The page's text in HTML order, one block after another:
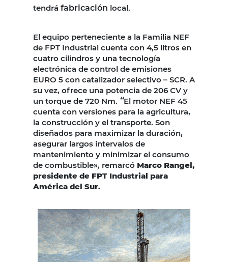
tendrá fabricación local.
El equipo perteneciente a la Familia NEF
de FPT Industrial cuenta con 4,5 litros en
cuatro cilindros y una tecnología
electrónica de control de emisiones
EURO 5 con catalizador selectivo – SCR. A
su vez, ofrece una potencia de 206 CV y
un torque de 720 Nm. “El motor NEF 45
cuenta con versiones para la agricultura,
la construcción y el transporte. Son
diseñados para maximizar la duración,
asegurar largos intervalos de
mantenimiento y minimizar el consumo
de combustible», remarcó Marco Rangel,
presidente de FPT Industrial para
América del Sur.